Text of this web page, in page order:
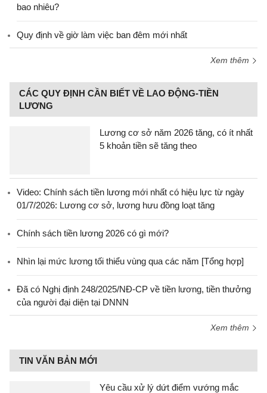
bao nhiêu?
Quy định về giờ làm việc ban đêm mới nhất
Xem thêm
CÁC QUY ĐỊNH CẦN BIẾT VỀ LAO ĐỘNG-TIỀN
LƯƠNG
Lương cơ sở năm 2026 tăng, có ít nhất
5 khoản tiền sẽ tăng theo
Video: Chính sách tiền lương mới nhất có hiệu lực từ ngày
01/7/2026: Lương cơ sở, lương hưu đồng loạt tăng
Chính sách tiền lương 2026 có gì mới?
Nhìn lại mức lương tối thiểu vùng qua các năm [Tổng hợp]
Đã có Nghị định 248/2025/NĐ-CP về tiền lương, tiền thưởng
của người đại diện tại DNNN
Xem thêm
TIN VĂN BẢN MỚI
Yêu cầu xử lý dứt điểm vướng mắc